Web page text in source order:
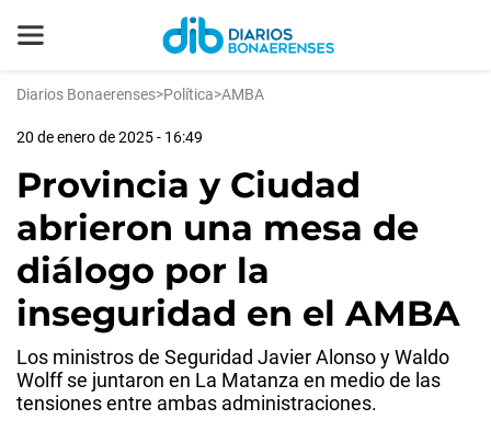
Diarios Bonaerenses>Política>AMBA
20 de enero de 2025 - 16:49
Provincia y Ciudad
abrieron una mesa de
diálogo por la
inseguridad en el AMBA
Los ministros de Seguridad Javier Alonso y Waldo
Wolff se juntaron en La Matanza en medio de las
tensiones entre ambas administraciones.